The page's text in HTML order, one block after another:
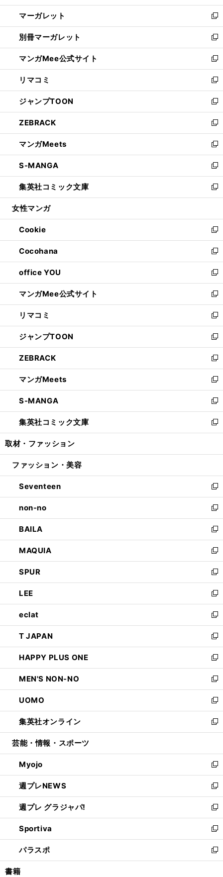
開
く
ウ
で
開
く
ン
ド
ウ
で
開
く
し
い
ウ
ィ
ン
ド
ウ
で
開
く
マーガレット
新
し
い
ウ
ィ
ン
ド
ウ
で
開
く
別冊マーガレット
新
し
い
ウ
ィ
ン
ド
ウ
で
開
く
マンガMee公式サイト
新
し
い
ウ
ィ
ン
ド
ウ
で
開
く
リマコミ
新
し
い
ウ
ィ
ン
ド
ウ
で
開
く
ジャンプTOON
新
し
い
ウ
ィ
ン
ド
ウ
で
開
ZEBRACK
新
し
い
ウ
ィ
ン
ド
ウ
開
く
マンガMeets
新
し
い
ウ
ィ
ン
ウ
で
開
く
S-MANGA
新
し
い
ウ
ン
ド
ウ
で
開
く
集英社コミック文庫
新
し
ウ
ィ
ン
ド
ウ
で
開
く
女性マンガ
Cookie
新
し
い
ウ
ィ
ン
ド
ウ
で
開
く
Cocohana
新
し
い
ウ
ィ
ン
ド
ウ
で
開
く
office YOU
新
し
い
ウ
ィ
ン
ド
ウ
で
開
く
マンガMee公式サイト
新
し
い
ウ
ィ
ン
ド
ウ
で
開
く
リマコミ
新
し
い
ウ
ィ
ン
ド
ウ
で
開
く
ジャンプTOON
新
し
い
ウ
ィ
ン
ド
ウ
で
開
ZEBRACK
新
し
い
ウ
ィ
ン
ド
ウ
開
マンガMeets
新
し
い
ウ
ィ
ン
ウ
開
く
S-MANGA
新
し
い
ウ
ン
ウ
で
開
く
集英社コミック文庫
新
し
ウ
ン
ド
ウ
で
開
く
取材・ファッション
ファッション・美容
Seventeen
新
し
い
ウ
ィ
ン
ド
ウ
で
開
く
non-no
新
し
い
ウ
ィ
ン
ド
ウ
で
開
く
BAILA
新
し
い
ウ
ィ
ン
ド
ウ
で
開
く
MAQUIA
新
し
い
ウ
ィ
ン
ド
ウ
で
開
く
SPUR
新
し
い
ウ
ィ
ン
ド
ウ
で
開
く
LEE
新
し
い
ウ
ィ
ン
ド
ウ
で
開
く
eclat
新
し
い
ウ
ィ
ン
ド
ウ
で
開
く
T JAPAN
新
し
い
ウ
ィ
ン
ド
ウ
で
開
HAPPY PLUS ONE
新
し
い
ウ
ィ
ン
ド
ウ
開
く
MEN'S NON-NO
新
し
い
ウ
ィ
ン
ウ
で
開
く
UOMO
新
し
い
ウ
ン
ド
ウ
で
開
く
集英社オンライン
新
し
ウ
ィ
ン
ド
ウ
で
開
く
芸能・情報・スポーツ
Myojo
新
し
い
ウ
ィ
ン
ド
ウ
で
開
週プレNEWS
新
し
い
ウ
ィ
ン
ド
ウ
週プレ グラジャパ!
新
し
い
ウ
ィ
ン
Sportiva
新
し
い
ウ
パラスポ
新
し
書籍